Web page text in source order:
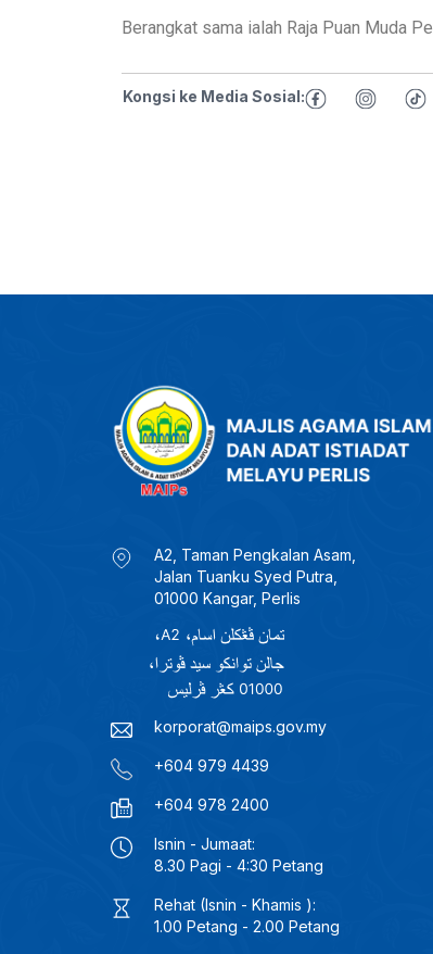
Berangkat sama ialah Raja Puan Muda
Kongsi ke Media Sosial:
A2, Taman Pengkalan Asam,
Jalan Tuanku Syed Putra,
01000 Kangar, Perlis
korporat@maips.gov.my
+604 979 4439
+604 978 2400
Isnin - Jumaat:
8.30 Pagi - 4:30 Petang
Rehat (Isnin - Khamis ):
1.00 Petang - 2.00 Petang